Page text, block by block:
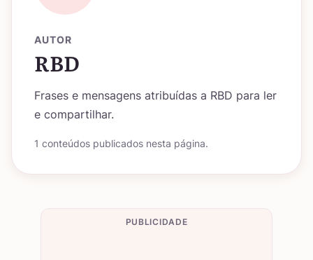
AUTOR
RBD
Frases e mensagens atribuídas a RBD para ler
e compartilhar.
1 conteúdos publicados nesta página.
PUBLICIDADE